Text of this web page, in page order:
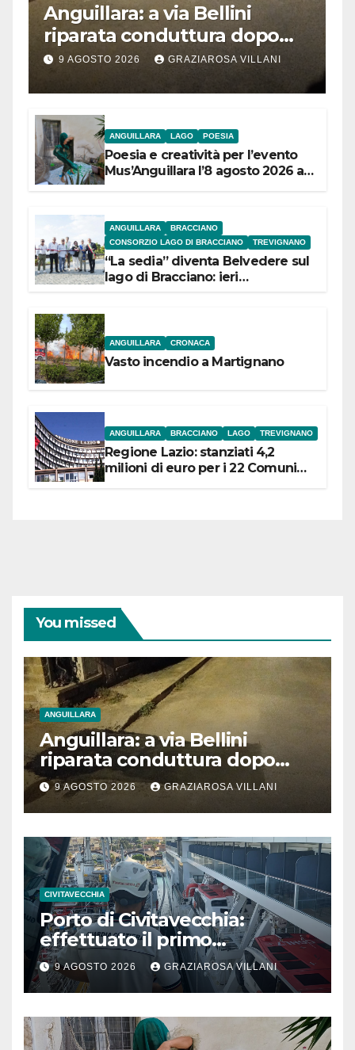
Anguillara: a via Bellini
riparata conduttura dopo
segnalazione IdD
9 AGOSTO 2026 GRAZIAROSA VILLANI
ANGUILLARA LAGO POESIA
Poesia e creatività per l’evento
Mus’Anguillara l’8 agosto 2026 al
ANGUILLARA
BRACCIANO
CONSORZIO LAGO DI BRACCIANO
TREVIGNANO
“La sedia” diventa Belvedere sul
lago di Bracciano: ieri
ANGUILLARA CRONACA
Vasto incendio a Martignano
ANGUILLARA BRACCIANO LAGO TREVIGNANO
Regione Lazio: stanziati 4,2
milioni di euro per i 22 Comuni
You missed
ANGUILLARA
Anguillara: a via Bellini
riparata conduttura dopo
segnalazione IdD
9 AGOSTO 2026 GRAZIAROSA VILLANI
CIVITAVECCHIA
Porto di Civitavecchia:
effettuato il primo
rifornimento di GNL ad una
nave da crociera
9 AGOSTO 2026 GRAZIAROSA VILLANI